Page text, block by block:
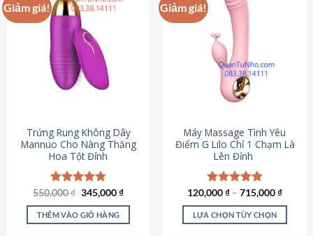
Giảm giá!
Trứng Rung Không Dây
Mannuo Cho Nàng Thăng
Hoa Tột Đỉnh
Được xếp
hạng4.81
5 sao
550,000₫ Giá
là:
550,000 ₫.
345,000₫Giá
tại
THÊM VÀO GIỎ HÀNG
Giảm giá!
Máy Massage Tình Yêu
Điểm G Lilo Chỉ 1 Chạm Là
Lên Đỉnh
Được xếp
hạng4.85
5 sao
120,000₫ – 715,000₫
LỰA CHỌN TÙY CHỌN